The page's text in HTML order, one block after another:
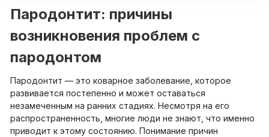
Пародонтит: причины
возникновения проблем с
пародонтом
Пародонтит — это коварное заболевание, которое
развивается постепенно и может оставаться
незамеченным на ранних стадиях. Несмотря на его
распространенность, многие люди не знают, что именно
приводит к этому состоянию. Понимание причин